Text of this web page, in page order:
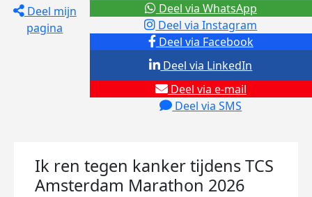
Deel mijn
pagina
Deel via Facebook
Deel via Instagram
Deel via e-mail
Deel via SMS
Deel via LinkedIn
Deel via WhatsApp
Ik ren tegen kanker tijdens TCS
Amsterdam Marathon 2026